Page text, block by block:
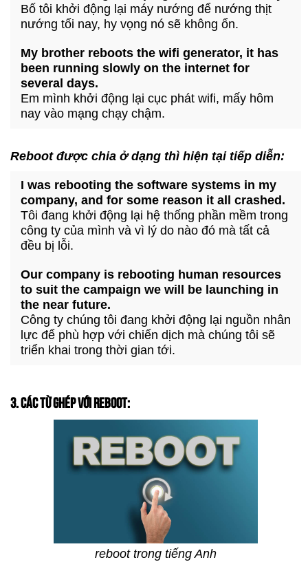
Bố tôi khởi động lại máy nướng để nướng thịt
nướng tối nay, hy vọng nó sẽ không ổn.
My brother reboots the wifi generator, it has
been running slowly on the internet for
several days.
Em mình khởi động lại cục phát wifi, mấy hôm
nay vào mạng chạy chậm.
Reboot được chia ở dạng thì hiện tại tiếp diễn:
I was rebooting the software systems in my
company, and for some reason it all crashed.
Tôi đang khởi động lại hệ thống phần mềm trong
công ty của mình và vì lý do nào đó mà tất cả
đều bị lỗi.
Our company is rebooting human resources
to suit the campaign we will be launching in
the near future.
Công ty chúng tôi đang khởi động lại nguồn nhân
lực để phù hợp với chiến dịch mà chúng tôi sẽ
triển khai trong thời gian tới.
3. CÁC TỪ GHÉP VỚI REBOOT:
reboot trong tiếng Anh